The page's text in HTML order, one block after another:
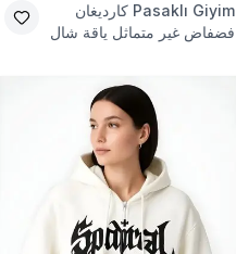
Pasaklı Giyim كارديغان
فضفاض غير متماثل ياقة شال